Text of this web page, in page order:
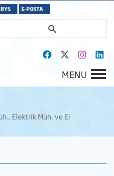
E-POSTA
MENU
Elektrik Müh. ve El